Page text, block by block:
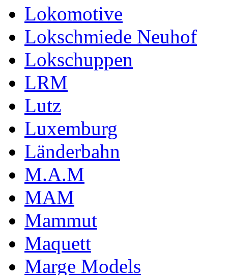
Lokomotive
Lokschmiede Neuhof
Lokschuppen
LRM
Lutz
Luxemburg
Länderbahn
M.A.M
MAM
Mammut
Maquett
Marge Models